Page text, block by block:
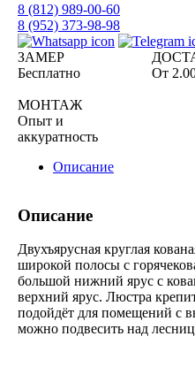
8 (812) 989-00-60
8 (952) 373-98-98
ЗАМЕР
Бесплатно
От
МОНТАЖ
Опыт и
аккуратность
Описание
Описание
Двухъярусная круглая
широкой полосы с
большой нижний ярус с
верхний ярус. Люстра
подойдёт для помещений с
можно подвесить над